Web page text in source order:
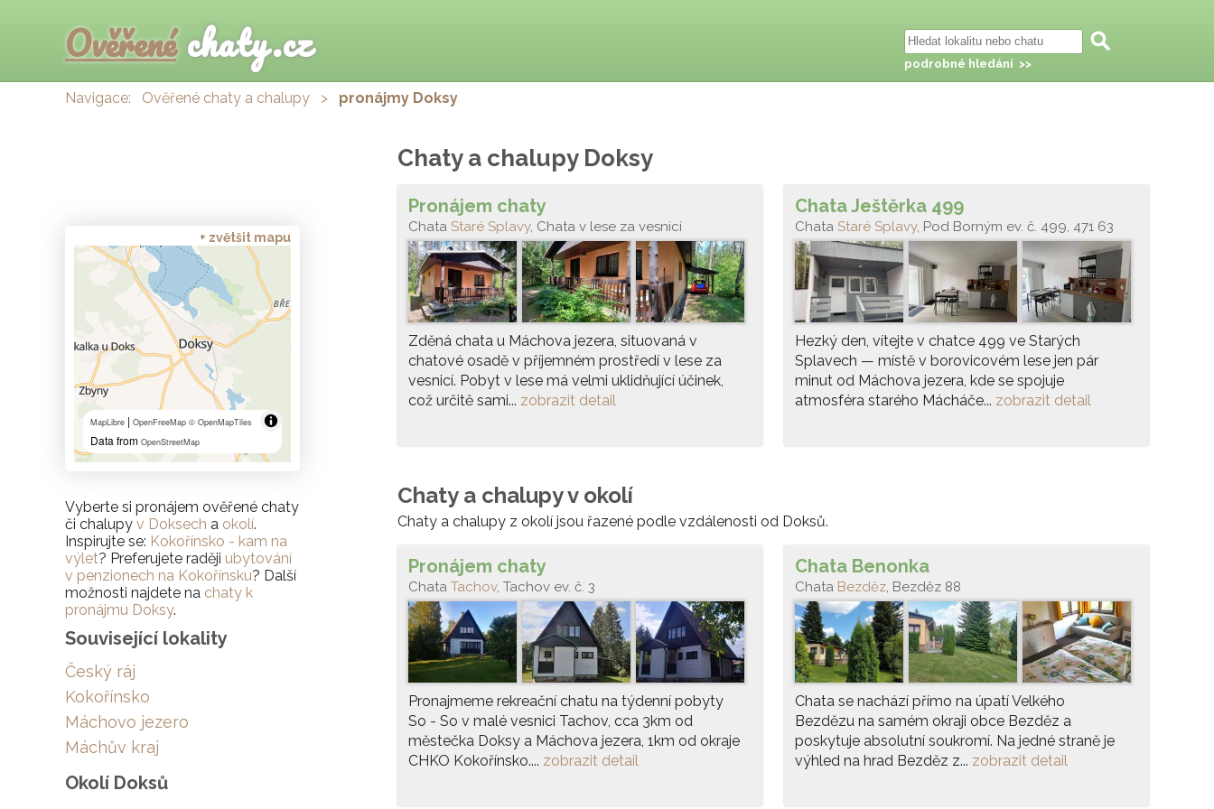
Ověřenéchaty.cz
Navigace: Ověřené chaty a chalupy > pronájmy Doksy
Chaty a chalupy Doksy
Pronájem chaty
Chata Staré Splavy, Chata v lese za vesnicí
Zděná chata u Máchova jezera, situovaná v
chatové osadě v příjemném prostředí v lese za
vesnicí. Pobyt v lese má velmi uklidňující účinek,
což určitě sami... zobrazit detail
Chata Ještěrka 499
Chata Staré Splavy, Pod Borným ev. č. 499, 471 63
Doksy - Staré Splavy
Hezký den, vítejte v chatce 499 ve Starých
Splavech — místě v borovicovém lese jen pár
minut od Máchova jezera, kde se spojuje
atmosféra starého Mácháče... zobrazit detail
Chaty a chalupy v okolí
Chaty a chalupy z okolí jsou řazené podle vzdálenosti od Doksů.
Pronájem chaty
Chata Tachov, Tachov ev. č. 3
Pronajmeme rekreační chatu na týdenní pobyty
So - So v malé vesnici Tachov, cca 3km od
městečka Doksy a Máchova jezera, 1km od okraje
CHKO Kokořínsko.... zobrazit detail
Chata Benonka
Chata Bezděz, Bezděz 88
Chata se nachází přímo na úpatí Velkého
Bezdězu na samém okraji obce Bezděz a
poskytuje absolutní soukromí. Na jedné straně je
výhled na hrad Bezděz z... zobrazit detail
+ zvětšit mapu
MapLibre | OpenFreeMap © OpenMapTiles
Data from OpenStreetMap
Vyberte si pronájem ověřené chaty
či chalupy v Doksech a okolí.
Inspirujte se: Kokořínsko - kam na
výlet? Preferujete raději ubytování
v penzionech na Kokořínsku? Další
možnosti najdete na chaty k
pronájmu Doksy.
Související lokality
Český ráj
Kokořínsko
Máchovo jezero
Máchův kraj
Okolí Doksů
podrobné hledání >>